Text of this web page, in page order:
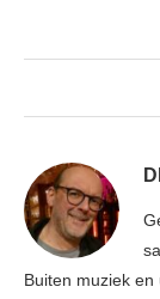
Buiten muziek